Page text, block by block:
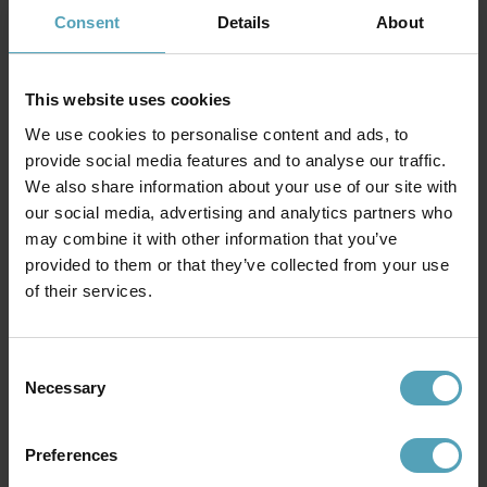
Consent Details About
This website uses cookies
We use cookies to personalise content and ads, to
provide social media features and to analyse our traffic.
We also share information about your use of our site with
our social media, advertising and analytics partners who
may combine it with other information that you’ve
provided to them or that they’ve collected from your use
of their services.
Selection
Necessary
Preferences
Tyson spotlight
Rek. 1 099 kr
Cato 5 spotlight
PRISMATCH PRISMATCH